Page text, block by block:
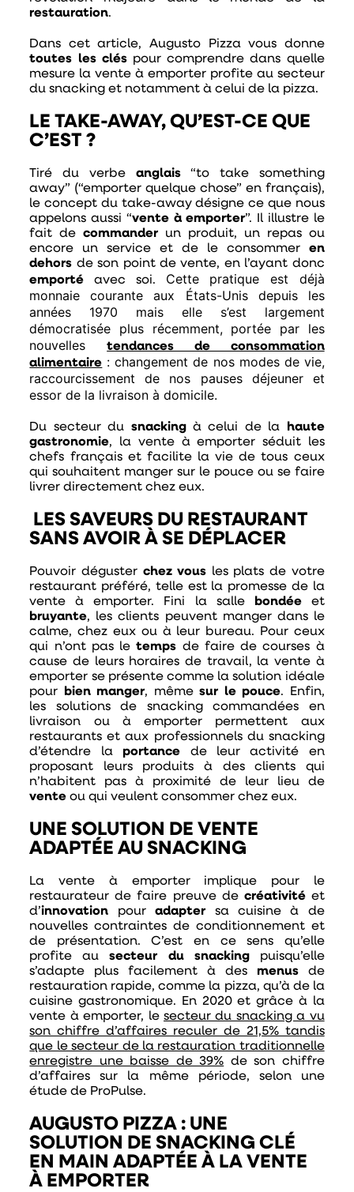
restauration.
Dans cet article, Augusto Pizza vous donne
toutes les cléspour comprendre dans quelle
mesure la vente à emporter profite au secteur
du snacking et notamment à celui de la pizza.
LE TAKE-AWAY, QU’EST-CE QUE
C’EST ?
Tiré du verbe anglais“to take something
away” (“emporter quelque chose” en français),
le concept du take-away désigne ce que nous
appelons aussi “vente à emporter”. Il illustre le
fait decommander un produit, un repas ou
encore un service et de le consommer en
dehors de son point de vente, en l’ayant donc
emporté avec soi. Cette pratique est déjà
monnaie courante aux États-Unis depuis les
années 1970 mais elle s’est largement
démocratisée plus récemment, portée par les
nouvellestendances de consommation
alimentaire : changement de nos modes de vie,
raccourcissement de nos pauses déjeuner et
essor de la livraison à domicile.
Du secteur du snackingà celui de la
haute
gastronomie, la vente à emporter séduit les
chefs français et facilite la vie de tous ceux
qui souhaitent manger sur le pouce ou se faire
livrer directement chez eux.
LES SAVEURS DU RESTAURANT
SANS AVOIR À SE DÉPLACER
Pouvoir déguster chez vous les plats de votre
restaurant préféré, telle est la promesse de la
vente à emporter. Fini la salle
bondéeet
bruyante, les clients peuvent manger dans le
calme, chez eux ou à leur bureau. Pour ceux
qui n’ont pas letemps de faire de courses à
cause de leurs horaires de travail, la vente à
emporter se présente comme la solution idéale
pour
bien manger, mêmesur le pouce. Enfin,
les solutions de snacking commandées en
livraison ou à emporter permettent aux
restaurants et aux professionnels du snacking
d’étendre la portance de leur activité en
proposant leurs produits à des clients qui
n’habitent pas à proximité de leur lieu de
vente ou qui veulent consommer chez eux.
UNE SOLUTION DE VENTE
ADAPTÉE AU SNACKING
La vente à emporter implique pour le
restaurateur de faire preuve de créativitéet
d’innovation pouradapter sa cuisine à de
nouvelles contraintes de conditionnement et
de présentation. C’est en ce sens qu’elle
profite ausecteur du snackingpuisqu’elle
s’adapte plus facilement à des menusde
restauration rapide, comme la pizza, qu’à de la
cuisine gastronomique. En 2020 et grâce à la
vente à emporter, le secteur du snacking a vu
son chiffre d’affaires reculer de 21,5% tandis
que le secteur de la restauration traditionnelle
enregistre une baisse de 39% de son chiffre
d’affaires sur la même période, selon une
étude de ProPulse.
AUGUSTO PIZZA : UNE
SOLUTION DE SNACKING CLÉ
EN MAIN ADAPTÉE À LA VENTE
À EMPORTER